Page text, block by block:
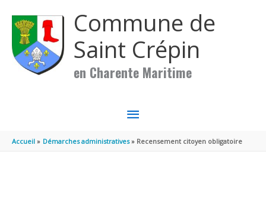
Commune de
Saint Crépin
en Charente Maritime
MENU
PRINCIPAL
Accueil Démarches administratives Recensement citoyen obligatoire